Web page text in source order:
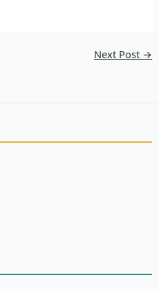
Next Post →